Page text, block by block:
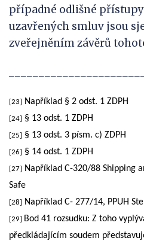
případné odlišné
uzavřených smluv jsou
zveřejněním závěrů
[23] Například § 2 odst. 1 ZDPH
[24] § 13 odst. 1 ZDPH
[25] § 13 odst. 3 písm. c) ZDPH
[26] § 14 odst. 1 ZDPH
[27]
Například C-320/88 Shipping
Safe
[28] Například C- 277/14, PPUH
[29] Bod 41 rozsudku: Z toho
předkládajícím soudem